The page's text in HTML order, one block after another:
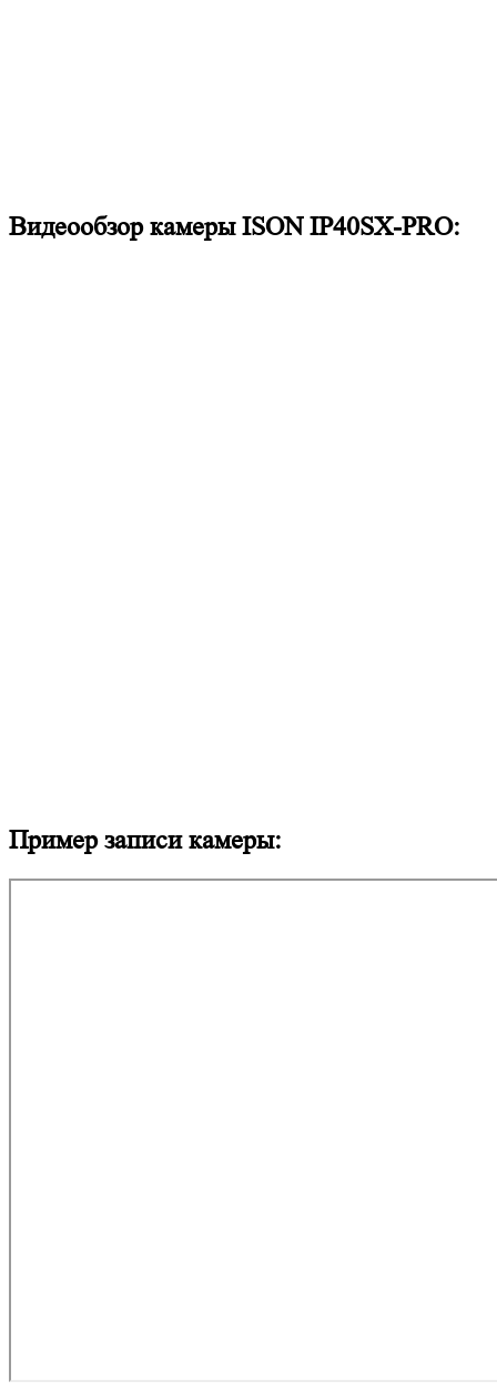
Видеообзор камеры ISON IP40SX-PRO:
Пример записи камеры: